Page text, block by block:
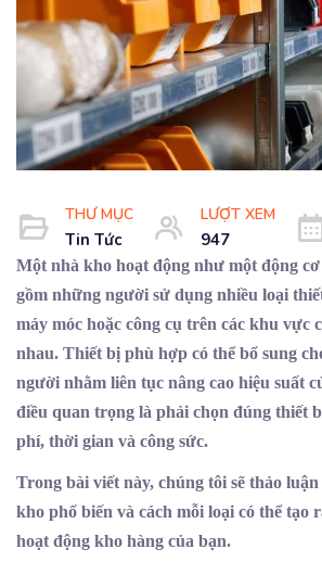
THƯ MỤC
Tin Tức
LƯỢT XEM
947
Một nhà kho hoạt động như một động
gồm những người sử dụng nhiều loại
máy móc hoặc công cụ trên các khu vực
nhau. Thiết bị phù hợp có thể bổ sung
người nhằm liên tục nâng cao hiệu suất
điều quan trọng là phải chọn đúng thiết
phí, thời gian và công sức.
Trong bài viết này, chúng tôi sẽ thảo
kho phổ biến và cách mỗi loại có thể tạo
hoạt động kho hàng của bạn.